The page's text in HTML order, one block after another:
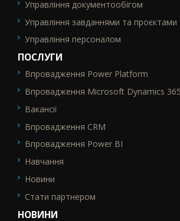
Управління документообігом
Управління завданнями та проєктами
Управління персоналом
ПОСЛУГИ
SEO_FTR2
Впровадження Power Platform
Впровадження Microsoft Dynamics 365
Вакансії
Впровадження CRM
Впровадження Power BI
Навчання
Новини
Стати партнером
НОВИНИ